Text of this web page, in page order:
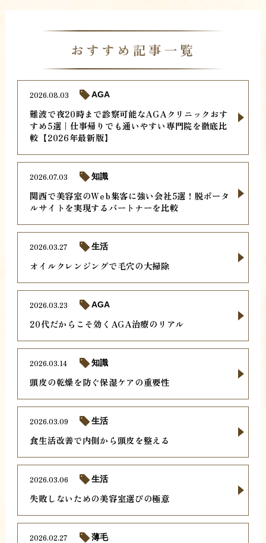
おすすめ記事一覧
難波で夜20時まで診察可能なAGAクリニックおす
すめ5選｜仕事帰りでも通いやすい専門院を徹底比
較【2026年最新版】
2026.08.03 AGA
関西で美容室のWeb集客に強い会社5選！脱ポータ
ルサイトを実現するパートナーを比較
2026.07.03 知識
オイルクレンジングで毛穴の大掃除
2026.03.27 生活
20代だからこそ効くAGA治療のリアル
2026.03.23 AGA
頭皮の乾燥を防ぐ保湿ケアの重要性
2026.03.14 知識
食生活改善で内側から頭皮を整える
2026.03.09 生活
失敗しないための美容室選びの極意
2026.03.06 生活
2026.02.27 薄毛